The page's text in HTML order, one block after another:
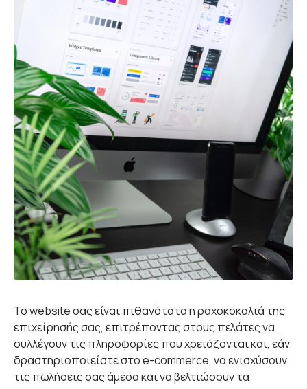
Το website σας είναι πιθανότατα η ραχοκοκαλιά της
επιχείρησής σας, επιτρέποντας στους πελάτες να
συλλέγουν τις πληροφορίες που χρειάζονται και, εάν
δραστηριοποιείστε στο e-commerce, να ενισχύσουν
τις πωλήσεις σας άμεσα και να βελτιώσουν τα